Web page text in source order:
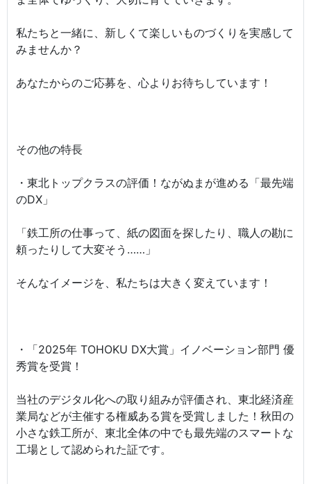
私たちと一緒に、新しくて楽しいものづくりを実感して
みませんか？
あなたからのご応募を、心よりお待ちしています！
その他の特長
・東北トップクラスの評価！ながぬまが進める「最先端
のDX」
「鉄工所の仕事って、紙の図面を探したり、職人の勘に
頼ったりして大変そう……」
そんなイメージを、私たちは大きく変えています！
・「2025年 TOHOKU DX大賞」イノベーション部門 優
秀賞を受賞！
当社のデジタル化への取り組みが評価され、東北経済産
業局などが主催する権威ある賞を受賞しました！秋田の
小さな鉄工所が、東北全体の中でも最先端のスマートな
工場として認められた証です。